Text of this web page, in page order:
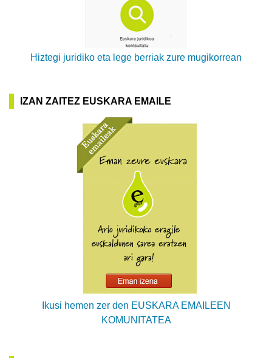
Hiztegi juridiko eta lege berriak zure mugikorrean
IZAN ZAITEZ EUSKARA EMAILE
Ikusi hemen zer den EUSKARA EMAILEEN
KOMUNITATEA